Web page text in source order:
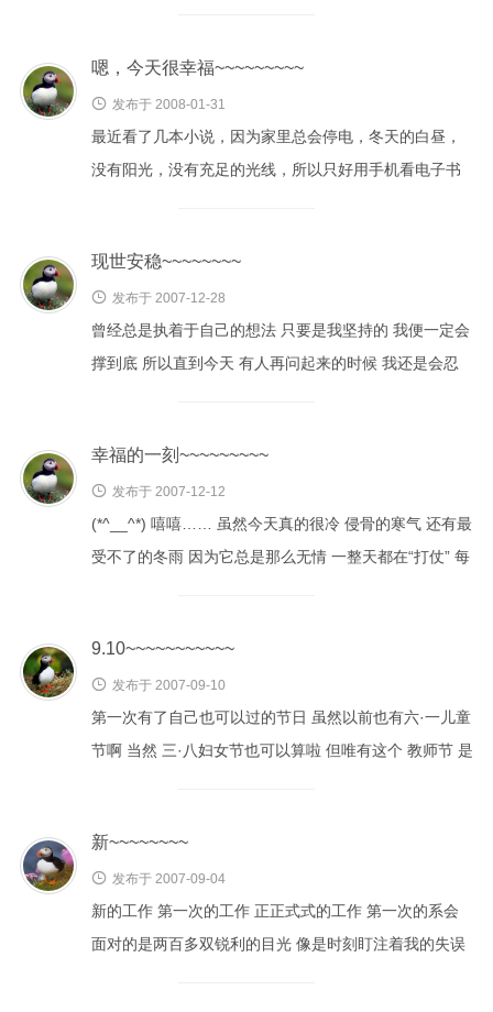
嗯，今天很幸福~~~~~~~~~
 发布于 2008-01-31
最近看了几本小说，因为家里总会停电，冬天的白昼，
没有阳光，没有充足的光线，所以只好用手机看电子书
现世安稳~~~~~~~~
 发布于 2007-12-28
曾经总是执着于自己的想法 只要是我坚持的 我便一定会
撑到底 所以直到今天 有人再问起来的时候 我还是会忍
幸福的一刻~~~~~~~~~
 发布于 2007-12-12
(*^__^*) 嘻嘻…… 虽然今天真的很冷 侵骨的寒气 还有最
受不了的冬雨 因为它总是那么无情 一整天都在“打仗” 每
9.10~~~~~~~~~~~
 发布于 2007-09-10
第一次有了自己也可以过的节日 虽然以前也有六·一儿童
节啊 当然 三·八妇女节也可以算啦 但唯有这个 教师节 是
新~~~~~~~~
 发布于 2007-09-04
新的工作 第一次的工作 正正式式的工作 第一次的系会
面对的是两百多双锐利的目光 像是时刻盯注着我的失误